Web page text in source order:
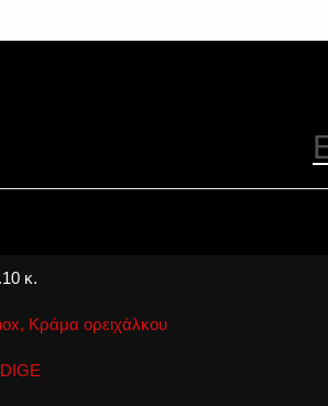
κ.
Κράμα ορειχάλκου